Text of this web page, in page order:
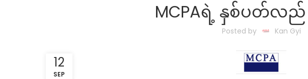
MCPAရဲ့ နှစ်ပတ်လ
Posted by Kan Gyi
12
SEP